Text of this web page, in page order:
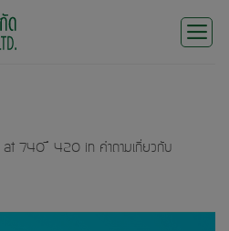
at 740 × 420 in คำถามเกี่ยวกับ